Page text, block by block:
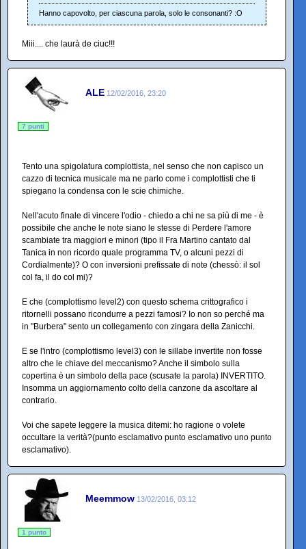
Hanno capovolto, per ciascuna parola, solo le consonanti? :O
Miii.... che laurà de ciuc!!!
ALE 12/02/2016, 23:20
7 punti
Tento una spigolatura complottista, nel senso che non capisco un
cazzo di tecnica musicale ma ne parlo come i complottisti che ti
spiegano la condensa con le scie chimiche.
Nell'acuto finale di vincere l'odio - chiedo a chi ne sa più di me - è
possibile che anche le note siano le stesse di Perdere l'amore
scambiate tra maggiori e minori (tipo il Fra Martino cantato dal
Tanica in non ricordo quale programma TV, o alcuni pezzi di
Cordialmente)? O con inversioni prefissate di note (chessò: il sol
col fa, il do col mi)?
E che (complottismo level2) con questo schema crittografico i
ritornelli possano ricondurre a pezzi famosi? Io non so perché ma
in "Burbera" sento un collegamento con zingara della Zanicchi.
E se l'intro (complottismo level3) con le sillabe invertite non fosse
altro che le chiave del meccanismo? Anche il simbolo sulla
copertina è un simbolo della pace (scusate la parola) INVERTITO.
Insomma un aggiornamento colto della canzone da ascoltare al
contrario.
Voi che sapete leggere la musica ditemi: ho ragione o volete
occultare la verità?(punto esclamativo punto esclamativo uno punto
esclamativo).
Meemmow 13/02/2016, 03:12
1 punto